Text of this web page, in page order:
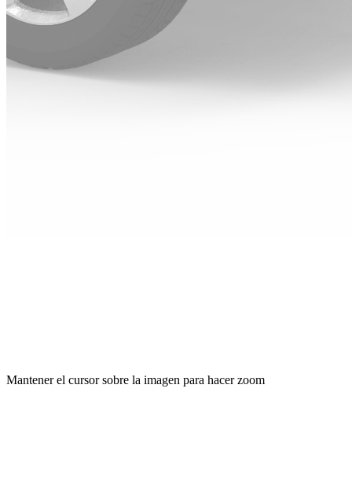
Mantener el cursor sobre la imagen para hacer zoom